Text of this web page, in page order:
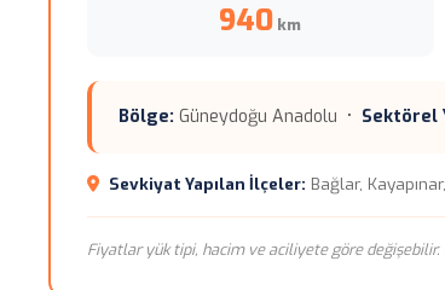
940 km
Bölge: Güneydoğu Anadolu • Sektörel
Sevkiyat Yapılan İlçeler: Bağlar,
Fiyatlar yük tipi, hacim ve aciliyete göre değişebilir.